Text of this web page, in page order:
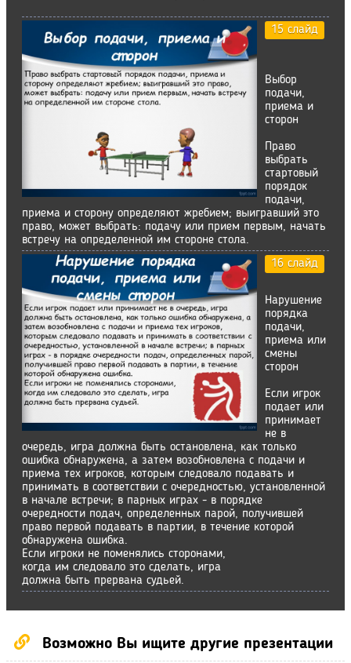
15 слайд
Выбор
подачи,
приема и
сторон
Право
выбрать
стартовый
порядок
подачи,
приема и сторону определяют жребием; выигравший это
право, может выбрать: подачу или прием первым, начать
встречу на определенной им стороне стола.
16 слайд
Нарушение
порядка
подачи,
приема или
смены
сторон
Если игрок
подает или
принимает
не в
очередь, игра должна быть остановлена, как только
ошибка обнаружена, а затем возобновлена с подачи и
приема тех игроков, которым следовало подавать и
принимать в соответствии с очередностью, установленной
в начале встречи; в парных играх - в порядке
очередности подач, определенных парой, получившей
право первой подавать в партии, в течение которой
обнаружена ошибка.
Если игроки не поменялись сторонами,
когда им следовало это сделать, игра
должна быть прервана судьей.
Возможно Вы ищите другие презентации